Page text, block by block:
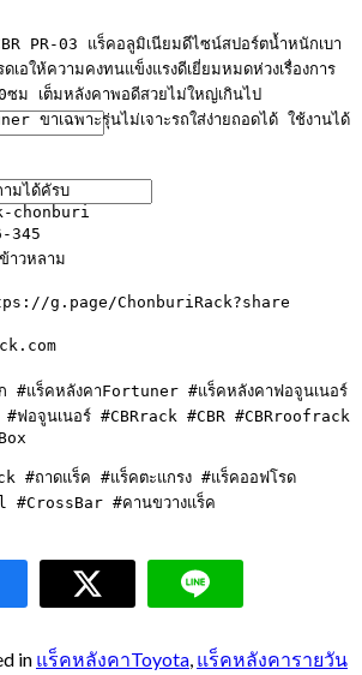
PR-03 แร็คอลูมิเนียมดีไซน์สปอร์ตน้ำหนักเบา
เอให้ความคงทนแข็งแรงดีเยี่ยมหมดห่วงเรื่องการ
ม เต็มหลังคาพอดีสวยไม่ใหญ่เกินไป
ขาเฉพาะรุ่นไม่เจาะรถใส่ง่ายถอดได้ ใช้งานได้
มได้คัรบ
chonburi
345
าวหลาม
g.page/ChonburiRack?share
ก #แร็คหลังคาFortuner #แร็คหลังคาฟอจูนเนอร์
อจูนเนอร์ #CBRrack #CBR #CBRroofrack
#ถาดแร็ค #แร็คตะแกรง #แร็คออฟโรด
#CrossBar #คานขวางแร็ค
in แร็คหลังคาToyota, แร็คหลังคารายวัน